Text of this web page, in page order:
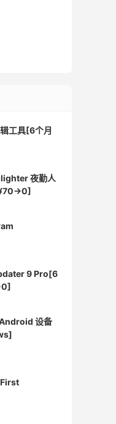
工具[6个月
夜勤人
9 Pro[6
设备